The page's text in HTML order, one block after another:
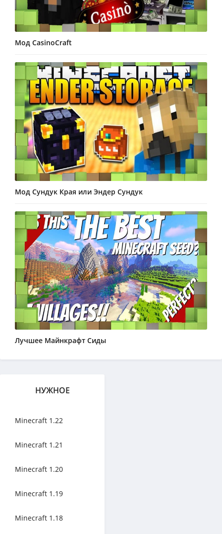
Мод CasinoCraft
Мод Сундук Края или Эндер Сундук
Лучшее Майнкрафт Сиды
НУЖНОЕ
Minecraft 1.22
Minecraft 1.21
Minecraft 1.20
Minecraft 1.19
Minecraft 1.18